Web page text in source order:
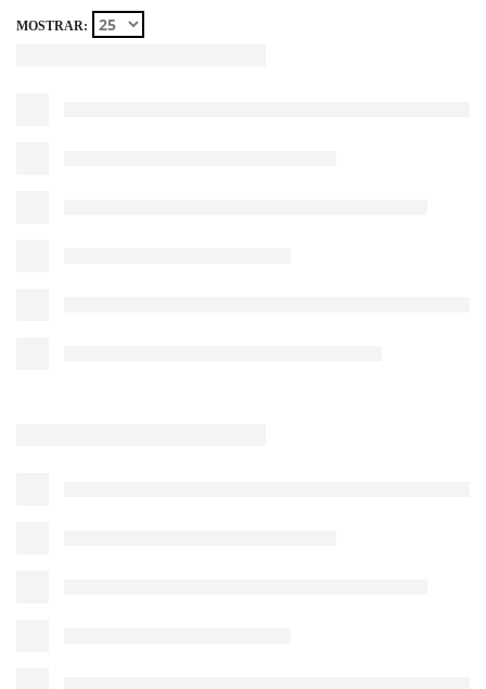
MOSTRAR: